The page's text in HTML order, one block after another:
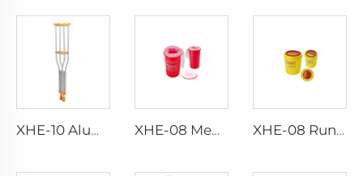
XHE-10 Aluminium-Krücken XHE-08 Medizinischer Stichfesten Scharfen Behälter XHE-08 Runder Medizinischer Scharfenbehälter